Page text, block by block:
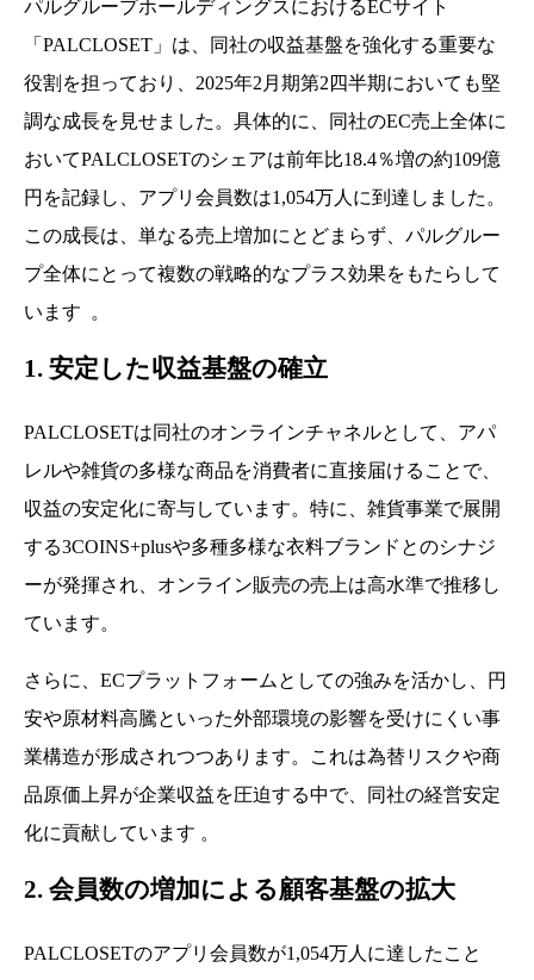
パルグループホールディングスにおけるECサイト
「PALCLOSET」は、同社の収益基盤を強化する重要な
役割を担っており、2025年2月期第2四半期においても堅
調な成長を見せました。具体的に、同社のEC売上全体に
おいてPALCLOSETのシェアは前年比18.4％増の約109億
円を記録し、アプリ会員数は1,054万人に到達しました。
この成長は、単なる売上増加にとどまらず、パルグルー
プ全体にとって複数の戦略的なプラス効果をもたらして
います
。
1. 安定した収益基盤の確立
PALCLOSETは同社のオンラインチャネルとして、アパ
レルや雑貨の多様な商品を消費者に直接届けることで、
収益の安定化に寄与しています。特に、雑貨事業で展開
する3COINS+plusや多種多様な衣料ブランドとのシナジ
ーが発揮され、オンライン販売の売上は高水準で推移し
ています。
さらに、ECプラットフォームとしての強みを活かし、円
安や原材料高騰といった外部環境の影響を受けにくい事
業構造が形成されつつあります。これは為替リスクや商
品原価上昇が企業収益を圧迫する中で、同社の経営安定
化に貢献しています 。
2. 会員数の増加による顧客基盤の拡大
PALCLOSETのアプリ会員数が1,054万人に達したこと